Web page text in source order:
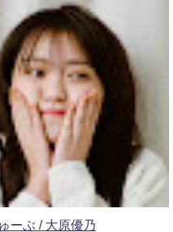
ーぶ / 大原優乃